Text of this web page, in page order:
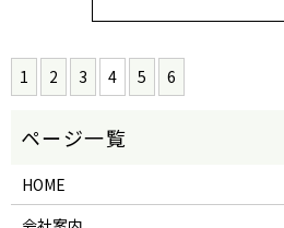
1 2 3 4 5 6
HOME